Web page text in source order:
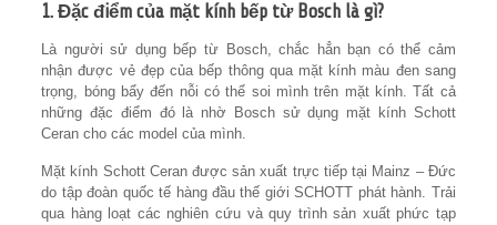
1. Đặc điểm của mặt kính bếp từ Bosch là gì?
Là người sử dụng bếp từ Bosch, chắc hẳn bạn có thể cảm
nhận được vẻ đẹp của bếp thông qua mặt kính màu đen sang
trọng, bóng bẩy đến nỗi có thể soi mình trên mặt kính. Tất cả
những đặc điểm đó là nhờ Bosch sử dụng mặt kính Schott
Ceran cho các model của mình.
Mặt kính Schott Ceran được sản xuất trực tiếp tại Mainz – Đức
do tập đoàn quốc tế hàng đầu thế giới SCHOTT phát hành. Trải
qua hàng loạt các nghiên cứu và quy trình sản xuất phức tạp